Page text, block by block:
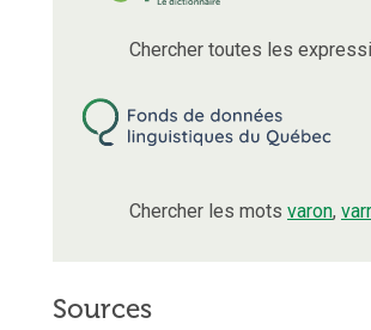
Chercher toutes les
Chercher les mots varon,
Sources